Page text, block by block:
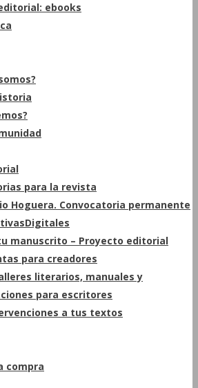
ebooks
para la revista
Hoguera. Convocatoria permanente
manuscrito – Proyecto editorial
para creadores
literarios, manuales y
para escritores
a tus textos
compra